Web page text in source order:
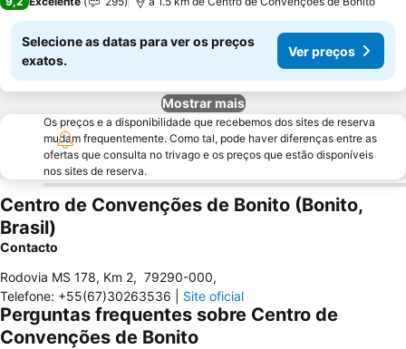
Selecione as datas para ver os preços
exatos.
Ver preços
Mostrar mais
Os preços e a disponibilidade que recebemos dos sites de reserva
mudam frequentemente. Como tal, pode haver diferenças entre as
ofertas que consulta no trivago e os preços que estão disponíveis
nos sites de reserva.
Centro de Convenções de Bonito (Bonito,
Brasil)
Contacto
Rodovia MS 178, Km 2, 79290-000,
Telefone: +55(67)30263536 Site oficial
Perguntas frequentes sobre Centro de
Convenções de Bonito